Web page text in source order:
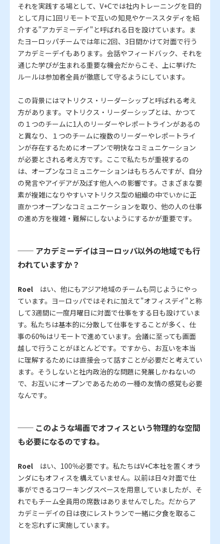
それを実践する場として、V+Cでは社内トレーニングを目的
として月に1回リモートで互いの知見やケーススタディを紹
介する"アカデミーデイ"と呼ばれる日を設けています。ま
たヨーロッパチームでは年に2回、3日間かけて対面で行う
アカデミーデイもあります。会話やフィードバック、それを
通じた学びが生まれる重要な機会だからこそ、上に挙げた
ルールは参加者全員が徹底して守るようにしています。
この背景にはマトリクス・リーダーシップと呼ばれる考え
方があります。マトリクス・リーダーシップとは、かつて
の１つのチームに1人のリーダーやレポートラインがあるの
と異なり、１つのチームに複数のリーダーやレポートライ
ンが存在するためにオープンで明快なコミュニケーション
が必要とされる考え方です。ここで私たちが重視するの
は、オープンなコミュニケーションはもちろんですが、自分
の発言やアイデアが及ぼす他人への影響です。さまざまな要
素が複雑になりやすいマトリクス型の組織の中でいかに正
直かつオープンなコミュニケーションを取り、他の人の仕事
の進め方を複雑・難解にしないようにするかが重要です。
── アカデミーデイはヨーロッパ以外の地域でも行
われていますか？
Roel はい、他にもアジア地域のチームも同じようにやっ
ています。ヨーロッパではそれに加えて"オフィスデイ"と称
して3週間に一度月曜日に対面で仕事をする日も設けていま
す。私たちは基本的に分散して仕事をすることが多く、仕
事の60%はリモートで進めています。会議に至っても画面
越しで行うことがほとんどです。ですから、お互いを本当
に理解するためには直接会って話すことが必要だと考えてい
ます。そうしないと社内政治的な問題に発展しかねないの
で、お互いにオープンであるための一種の友情の感覚も必要
なんです。
── このような場面でオフィスという物理的な空間
も必要になるのですね。
Roel はい、100％必要です。私たちはV+C本社を置くオラ
ンダにもオフィスを構えていません。以前は日々対面で仕
事ができるコワーキングスペースを用意していましたが、そ
れでもチーム全員用の席数はありませんでした。だからア
カデミーデイの日は夜にレストランで一緒に夕食を取るこ
とを忘れずに実施しています。